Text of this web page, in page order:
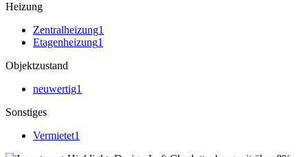
Heizung
Zentralheizung1
Etagenheizung1
Objektzustand
neuwertig1
Sonstiges
Vermietet1